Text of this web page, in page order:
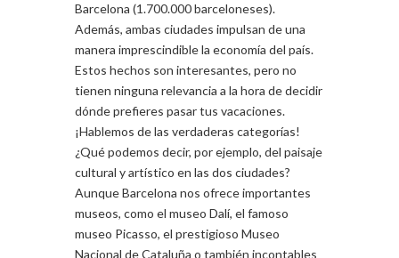
Barcelona (1.700.000 barceloneses).
Además, ambas ciudades impulsan de una
manera imprescindible la economía del país.
Estos hechos son interesantes, pero no
tienen ninguna relevancia a la hora de decidir
dónde prefieres pasar tus vacaciones.
¡Hablemos de las verdaderas categorías!
¿Qué podemos decir, por ejemplo, del paisaje
cultural y artístico en las dos ciudades?
Aunque Barcelona nos ofrece importantes
museos, como el museo Dalí, el famoso
museo Picasso, el prestigioso Museo
Nacional de Cataluña o también incontables